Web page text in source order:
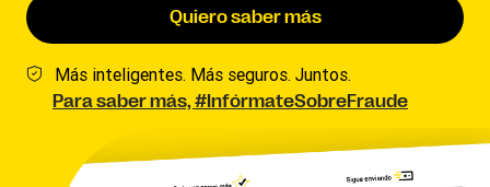
Quiero saber más
Más inteligentes. Más seguros. Juntos.
Para saber más, #InfórmateSobreFraude